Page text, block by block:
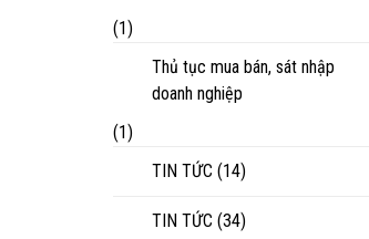
(1)
Thủ tục mua bán, sát nhập
doanh nghiệp
(1)
TIN TỨC (14)
TIN TỨC (34)